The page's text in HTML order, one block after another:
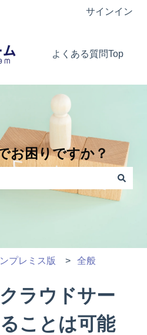
ーを表示 サインイン
よくある質問Top
お困りですか？
、候補はありません。
プレミス版 全般
ラウドサー
ことは可能